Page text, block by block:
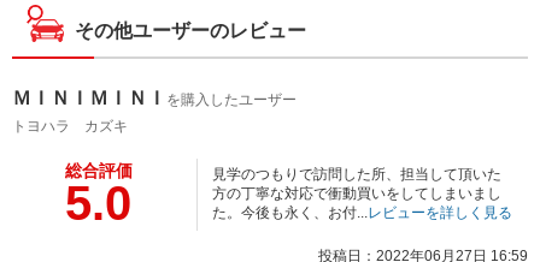
その他ユーザーのレビュー
ＭＩＮＩＭＩＮＩ を購入したユーザー
トヨハラ カズキ
総合評価
5.0
見学のつもりで訪問した所、担当して頂いた
方の丁寧な対応で衝動買いをしてしまいまし
た。今後も永く、お付... レビューを詳しく見る
投稿日：2022年06月27日 16:59